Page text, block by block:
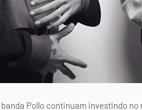
Pollo continuam investindo no